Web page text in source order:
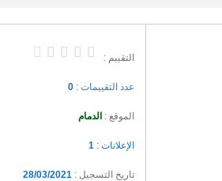
التقييم :
عدد التقييمات : 0
الموقع : الدمام
الإعلانات : 1
تاريخ التسجيل : 28/03/2021